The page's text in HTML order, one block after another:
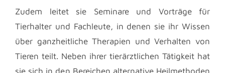
Zudem leitet sie Seminare und Vorträge für
Tierhalter und Fachleute, in denen sie ihr Wissen
über ganzheitliche Therapien und Verhalten von
Tieren teilt. Neben ihrer tierärztlichen Tätigkeit hat